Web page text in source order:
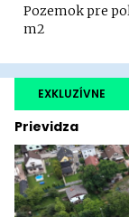
Pozemok pre
m2
Prievidza
EXKLUZÍVNE